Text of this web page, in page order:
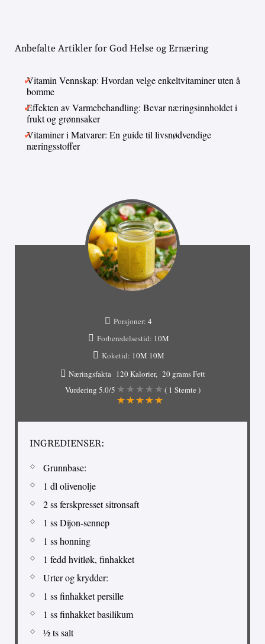
Anbefalte Artikler for God Helse og Ernæring
Vitamin Vennskap: Hvordan velge enkeltvitaminer uten å
bomme
Effekten av Varmebehandling: Bevar næringsinnholdet i
frukt og grønnsaker
Vitaminer i Matvarer: En guide til livsnødvendige
næringsstoffer
Porsjoner: 4
Forberedelsestid: 10M
Koketid: 10M 10M
Næringsfakta 120 Kalorier
20 grams Fett
Vurdering 5.0/5 ( 1 Stemte )
INGREDIENSER:
Grunnbase:
1 dl olivenolje
2 ss ferskpresset sitronsaft
1 ss Dijon-sennep
1 ss honning
1 fedd hvitløk, finhakket
Urter og krydder:
1 ss finhakket persille
1 ss finhakket basilikum
½ ts salt